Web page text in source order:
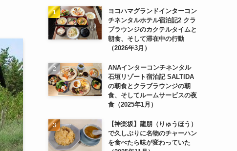
ヨコハマグランドインターコン
チネンタルホテル宿泊記2 クラ
ブラウンジのカクテルタイムと
朝食、そして滞在中の行動
（2026年3月）
ANAインターコンチネンタル
石垣リゾート宿泊記 SALTIDA
の朝食とクラブラウンジの朝
食、そしてルームサービスの夜
食（2025年1月）
【神楽坂】龍朋（りゅうほう）
で久しぶりに名物のチャーハン
を食べたら味が変わっていた